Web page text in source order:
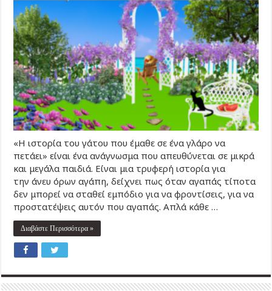
«Η ιστορία του γάτου που έμαθε σε ένα γλάρο να
πετάει» είναι ένα ανάγνωσμα που απευθύνεται σε μικρά
και μεγάλα παιδιά. Είναι μια τρυφερή ιστορία για
την άνευ όρων αγάπη, δείχνει πως όταν αγαπάς τίποτα
δεν μπορεί να σταθεί εμπόδιο για να φροντίσεις, για να
προστατέψεις αυτόν που αγαπάς. Απλά κάθε …
Διαβάστε Περισσότερα »